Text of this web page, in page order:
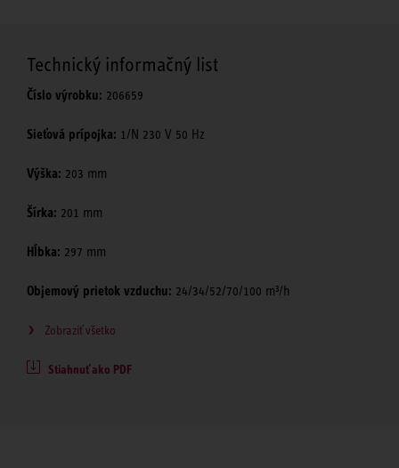
Technický informačný list
Číslo výrobku: 206659
Sieťová prípojka: 1/N 230 V 50 Hz
Výška: 203 mm
Šírka: 201 mm
Hĺbka: 297 mm
Objemový prietok vzduchu: 24/34/52/70/100 m³/h
Zobraziť všetko
Stiahnuť ako PDF